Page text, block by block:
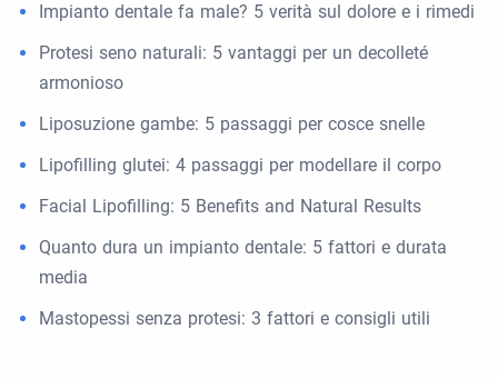
Impianto dentale fa male? 5 verità sul dolore e i rimedi
Protesi seno naturali: 5 vantaggi per un decolleté
armonioso
Liposuzione gambe: 5 passaggi per cosce snelle
Lipofilling glutei: 4 passaggi per modellare il corpo
Facial Lipofilling: 5 Benefits and Natural Results
Quanto dura un impianto dentale: 5 fattori e durata
media
Mastopessi senza protesi: 3 fattori e consigli utili